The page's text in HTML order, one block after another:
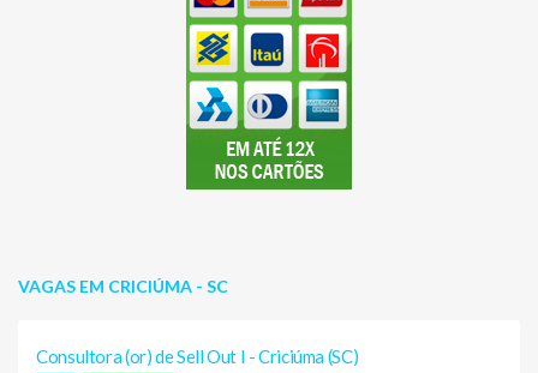
VAGAS EM CRICIÚMA - SC
Consultora (or) de Sell Out I - Criciúma (SC)